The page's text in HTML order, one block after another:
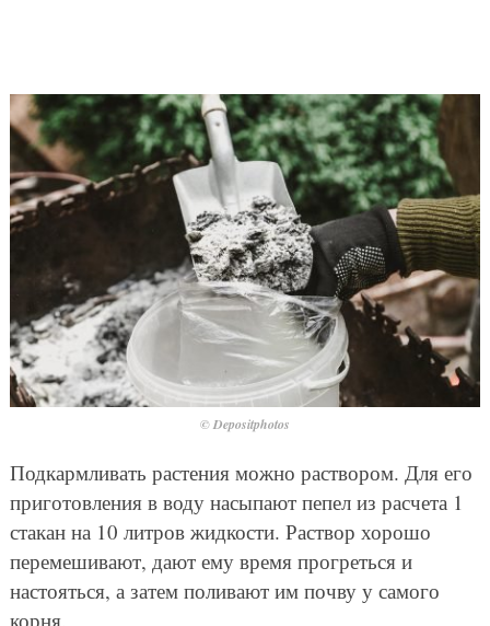
© Depositphotos
Подкармливать растения можно раствором. Для его
приготовления в воду насыпают пепел из расчета 1
стакан на 10 литров жидкости. Раствор хорошо
перемешивают, дают ему время прогреться и
настояться, а затем поливают им почву у самого
корня.